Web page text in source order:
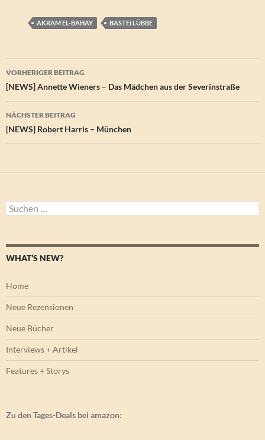
AKRAM EL-BAHAY BASTEI LÜBBE
Beitragsnavigation
VORHERIGER BEITRAG
[NEWS] Annette Wieners – Das Mädchen aus der Severinstraße
NÄCHSTER BEITRAG
[NEWS] Robert Harris – München
Suchen
nach:
WHAT’S NEW?
Home
Neue Rezensionen
Neue Bücher
Interviews + Artikel
Features + Storys
Zu den Tages-Deals bei amazon: